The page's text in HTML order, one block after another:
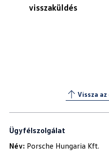
visszaküldés
Vissza
Ügyfélszolgálat
Név: